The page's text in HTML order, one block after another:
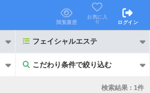
閲覧履歴
お気に入
り
ログイン
フェイシャルエステ
こだわり条件で絞り込む
こだわり条件で絞り込む
検索結果 : 1件